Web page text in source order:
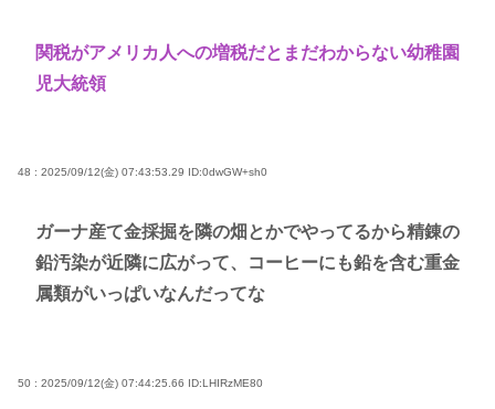
関税がアメリカ人への増税だとまだわからない幼稚園
児大統領
48 : 2025/09/12(金) 07:43:53.29 ID:0dwGW+sh0
ガーナ産て金採掘を隣の畑とかでやってるから精錬の
鉛汚染が近隣に広がって、コーヒーにも鉛を含む重金
属類がいっぱいなんだってな
50 : 2025/09/12(金) 07:44:25.66 ID:LHIRzME80